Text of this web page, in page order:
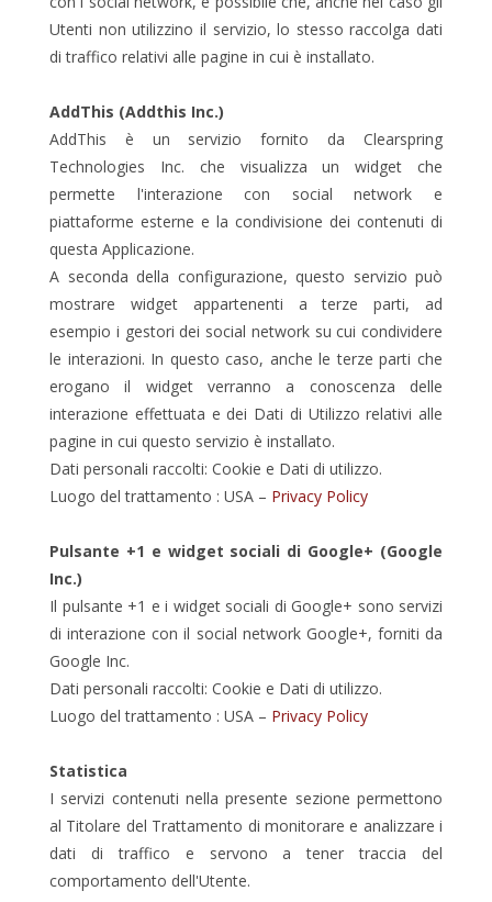
Utenti non utilizzino il servizio, lo stesso raccolga dati
di traffico relativi alle pagine in cui è installato.
AddThis (Addthis Inc.)
AddThis è un servizio fornito da Clearspring
Technologies Inc. che visualizza un widget che
permette l'interazione con social network e
piattaforme esterne e la condivisione dei contenuti di
questa Applicazione.
A seconda della configurazione, questo servizio può
mostrare widget appartenenti a terze parti, ad
esempio i gestori dei social network su cui condividere
le interazioni. In questo caso, anche le terze parti che
erogano il widget verranno a conoscenza delle
interazione effettuata e dei Dati di Utilizzo relativi alle
pagine in cui questo servizio è installato.
Dati personali raccolti: Cookie e Dati di utilizzo.
Luogo del trattamento : USA – Privacy Policy
Pulsante +1 e widget sociali di Google+ (Google
Inc.)
Il pulsante +1 e i widget sociali di Google+ sono servizi
di interazione con il social network Google+, forniti da
Google Inc.
Dati personali raccolti: Cookie e Dati di utilizzo.
Luogo del trattamento : USA – Privacy Policy
Statistica
I servizi contenuti nella presente sezione permettono
al Titolare del Trattamento di monitorare e analizzare i
dati di traffico e servono a tener traccia del
comportamento dell'Utente.